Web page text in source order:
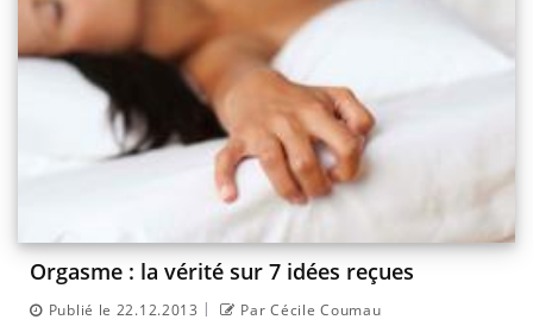
Orgasme : la vérité sur 7 idées reçues
Publié le 22.12.2013 | Par Cécile Coumau